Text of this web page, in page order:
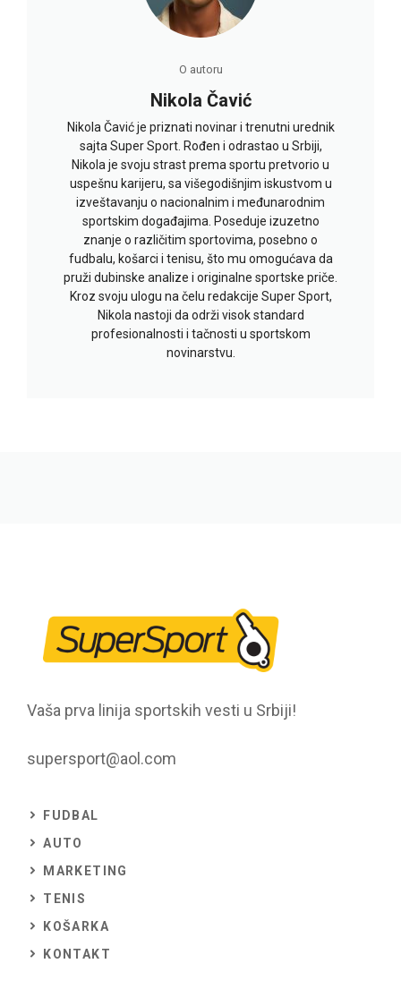
O autoru
Nikola Čavić
Nikola Čavić je priznati novinar i trenutni urednik
sajta Super Sport. Rođen i odrastao u Srbiji,
Nikola je svoju strast prema sportu pretvorio u
uspešnu karijeru, sa višegodišnjim iskustvom u
izveštavanju o nacionalnim i međunarodnim
sportskim događajima. Poseduje izuzetno
znanje o različitim sportovima, posebno o
fudbalu, košarci i tenisu, što mu omogućava da
pruži dubinske analize i originalne sportske priče.
Kroz svoju ulogu na čelu redakcije Super Sport,
Nikola nastoji da održi visok standard
profesionalnosti i tačnosti u sportskom
novinarstvu.
Vaša prva linija sportskih vesti u Srbiji!
supersport@aol.com
FUDBAL
AUTO
MARKETING
TENIS
KOŠARKA
KONTAKT